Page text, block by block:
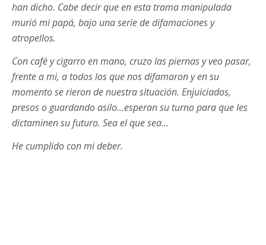
han dicho. Cabe decir que en esta trama manipulada
murió mi papá, bajo una serie de difamaciones y
atropellos.
Con café y cigarro en mano, cruzo las piernas y veo pasar,
frente a mi, a todos los que nos difamaron y en su
momento se rieron de nuestra situación. Enjuiciados,
presos o guardando asilo…esperan su turno para que les
dictaminen su futuro. Sea el que sea…
He cumplido con mi deber.